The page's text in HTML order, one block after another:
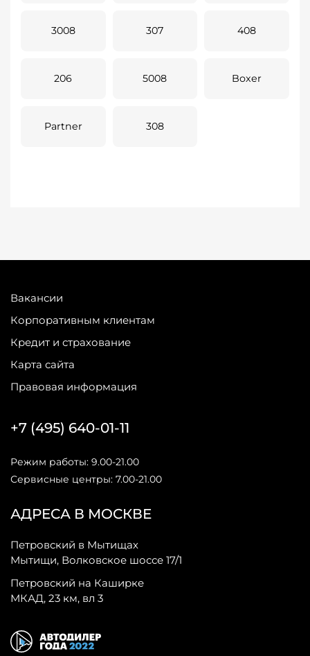
3008 307 408
206 5008 Boxer
Partner 308
Вакансии
Корпоративным клиентам
Кредит и страхование
Карта сайта
Правовая информация
АДРЕСА В МОСКВЕ
Петровский в Мытищах
Мытищи, Волковское шоссе 17/1
Петровский на Каширке
МКАД, 23 км, вл 3
+7 (495) 640-01-11
Режим работы: 9.00-21.00
Сервисные центры: 7.00-21.00